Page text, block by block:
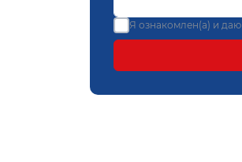
Я ознакомлен(а) и даю